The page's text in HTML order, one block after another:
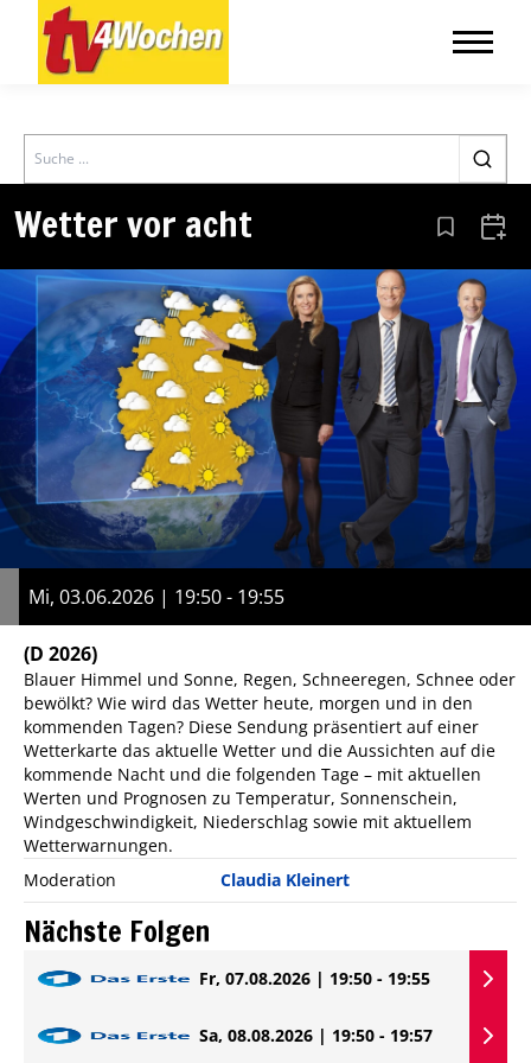
Search
Wetter vor acht Aus den
Mi, 03.06.2026 | 19:50 - 19:55
(D 2026)
Blauer Himmel und Sonne, Regen, Schneeregen, Schnee oder
bewölkt? Wie wird das Wetter heute, morgen und in den
kommenden Tagen? Diese Sendung präsentiert auf einer
Wetterkarte das aktuelle Wetter und die Aussichten auf die
kommende Nacht und die folgenden Tage – mit aktuellen
Werten und Prognosen zu Temperatur, Sonnenschein,
Windgeschwindigkeit, Niederschlag sowie mit aktuellem
Wetterwarnungen.
Moderation
Claudia Kleinert
Nächste Folgen
Fr, 07.08.2026 | 19:50 - 19:55
Sa, 08.08.2026 | 19:50 - 19:57